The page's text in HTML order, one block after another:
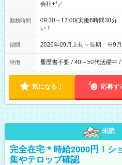
会社+*／
勤務時間
09:30～17:00(実働6時間30
い！
期間 2026年09月上旬～長期 ※9月
特徴 履歴書不要 / 40～50代活躍中 /
気になる！ 応募す
未読
完全在宅＊時給2000円！シ
集やテロップ確認